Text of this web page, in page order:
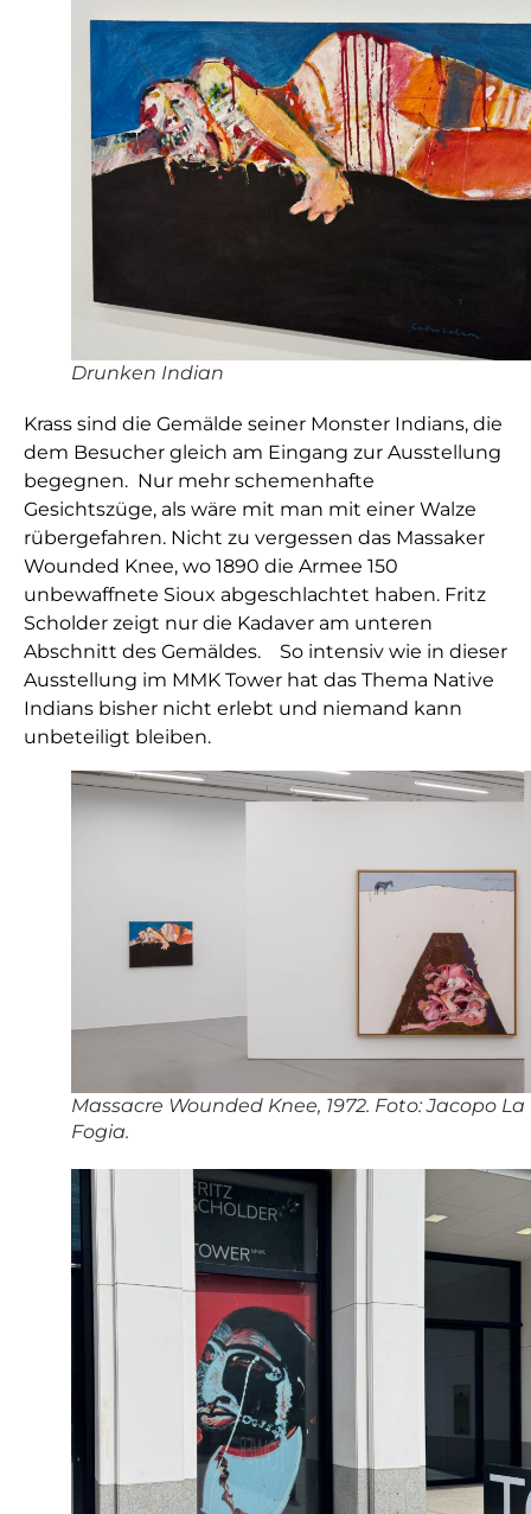
Drunken Indian
Krass sind die Gemälde seiner Monster Indians, die
dem Besucher gleich am Eingang zur Ausstellung
begegnen. Nur mehr schemenhafte
Gesichtszüge, als wäre mit man mit einer Walze
rübergefahren. Nicht zu vergessen das Massaker
Wounded Knee, wo 1890 die Armee 150
unbewaffnete Sioux abgeschlachtet haben. Fritz
Scholder zeigt nur die Kadaver am unteren
Abschnitt des Gemäldes. So intensiv wie in dieser
Ausstellung im MMK Tower hat das Thema Native
Indians bisher nicht erlebt und niemand kann
unbeteiligt bleiben.
Massacre Wounded Knee, 1972. Foto: Jacopo La
Fogia.